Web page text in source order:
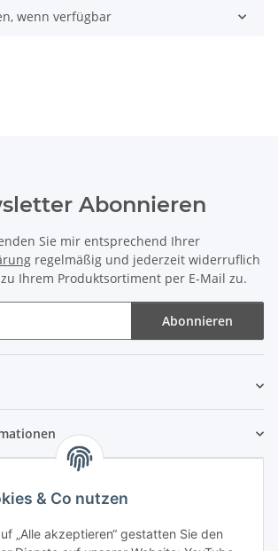
& Co nutzen
„Alle akzeptieren“ gestatten Sie den
wenn verfügbar
Abonnieren
Sie mir entsprechend Ihrer
regelmäßig und jederzeit widerruflich
Ihrem Produktsortiment per E-Mail zu.
Abonnieren